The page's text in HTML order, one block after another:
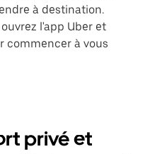
à destination.
l'app Uber et
commencer à vous
privé et